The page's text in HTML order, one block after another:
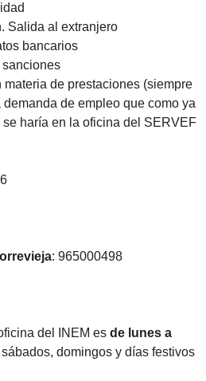
Salida al extranjero
bancarios
materia de prestaciones (siempre
de empleo que como ya
se haría en la oficina del SERVEF
: 965000498
del INEM es de lunes a
sábados, domingos y días festivos